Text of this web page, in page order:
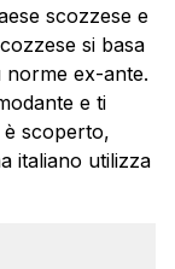
scozzese e
si basa
ex-ante.
e ti
scoperto,
italiano utilizza